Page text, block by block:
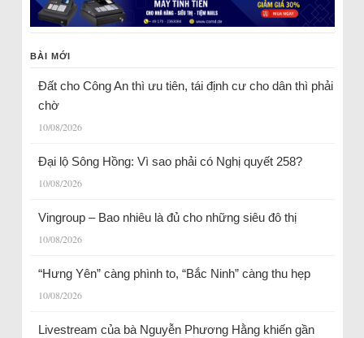
BÀI MỚI
Đất cho Công An thì ưu tiên, tái định cư cho dân thì phải
chờ
10/08/2026
Đại lộ Sông Hồng: Vì sao phải có Nghị quyết 258?
10/08/2026
Vingroup – Bao nhiêu là đủ cho những siêu đô thị
10/08/2026
“Hưng Yên” càng phình to, “Bắc Ninh” càng thu hẹp
10/08/2026
Livestream của bà Nguyễn Phương Hằng khiến gần